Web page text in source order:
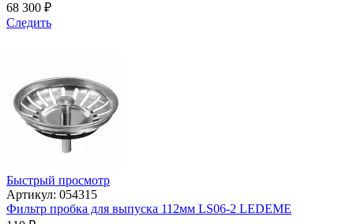
68 300 ₽
Следить
Быстрый просмотр
Артикул: 054315
Фильтр пробка для выпуска 112мм LS06-2 LEDEME